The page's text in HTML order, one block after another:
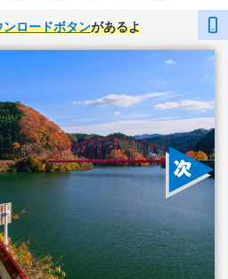
ンロードボタンがあるよ